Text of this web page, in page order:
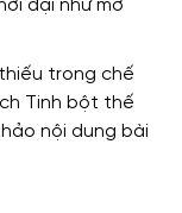
đại như mỡ